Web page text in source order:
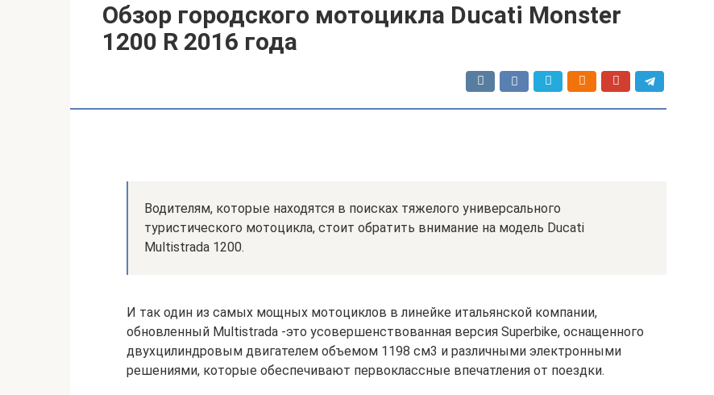
Обзор городского мотоцикла Ducati Monster
1200 R 2016 года
Водителям, которые находятся в поисках тяжелого универсального
туристического мотоцикла, стоит обратить внимание на модель Ducati
Multistrada 1200.
И так один из самых мощных мотоциклов в линейке итальянской компании,
обновленный Multistrada -это усовершенствованная версия Superbike, оснащенного
двухцилиндровым двигателем объемом 1198 см3 и различными электронными
решениями, которые обеспечивают первоклассные впечатления от поездки.